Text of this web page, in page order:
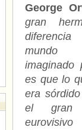
George
gran
mundo
imaginado
es que lo
era
el gran